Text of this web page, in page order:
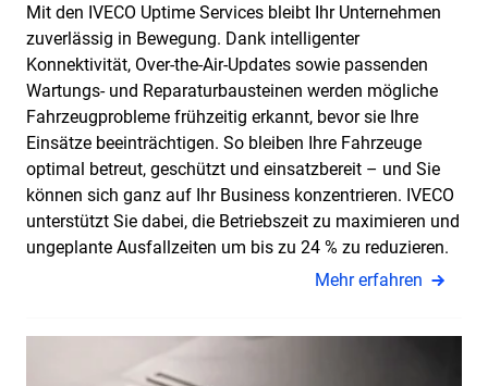
Mit den IVECO Uptime Services bleibt Ihr Unternehmen
zuverlässig in Bewegung. Dank intelligenter
Konnektivität, Over-the-Air-Updates sowie passenden
Wartungs- und Reparaturbausteinen werden mögliche
Fahrzeugprobleme frühzeitig erkannt, bevor sie Ihre
Einsätze beeinträchtigen. So bleiben Ihre Fahrzeuge
optimal betreut, geschützt und einsatzbereit – und Sie
können sich ganz auf Ihr Business konzentrieren. IVECO
unterstützt Sie dabei, die Betriebszeit zu maximieren und
ungeplante Ausfallzeiten um bis zu 24 % zu reduzieren.
Mehr erfahren